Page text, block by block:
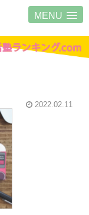
MENU
2022.02.11